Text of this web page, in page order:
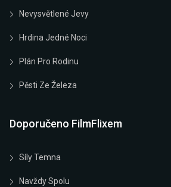
Nevysvětlené Jevy
Hrdina Jedné Noci
Plán Pro Rodinu
Pěsti Ze Železa
Doporučeno FilmFlixem
Síly Temna
Navždy Spolu